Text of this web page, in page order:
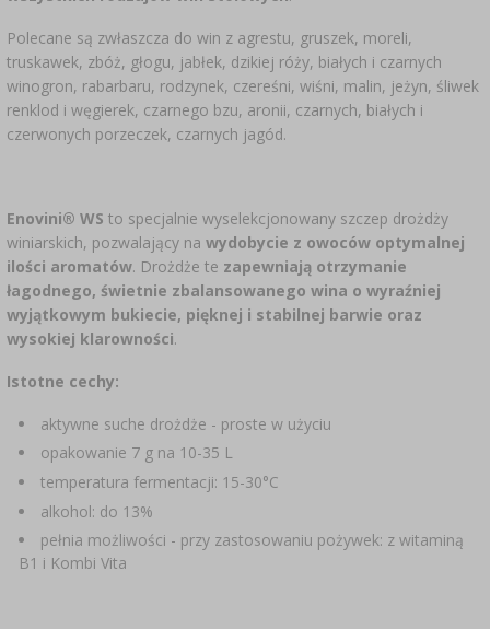
PEKLE, MARYNATY I ZIOŁA ›
KULTURY BAKTERII
AROMATY DYMU WĘDZARNICZEGO
BUTELKI ›
REGAŁY
AROMATYZACJA ›
LITERATURA
ETYKIETY
BADANIA ALKOHOLU
GADŻETY DOMOWE
MOTORYZACJA
Polecane są zwłaszcza do win z agrestu, gruszek, moreli,
truskawek, zbóż, głogu, jabłek, dzikiej róży, białych i czarnych
winogron, rabarbaru, rodzynek, czereśni, wiśni, malin, jeżyn, śliwek
renklod i węgierek, czarnego bzu, aronii, czarnych, białych i
czerwonych porzeczek, czarnych jagód.
Enovini® WS to specjalnie wyselekcjonowany szczep drożdży
winiarskich, pozwalający na wydobycie z owoców optymalnej
ilości aromatów. Drożdże te zapewniają otrzymanie
łagodnego, świetnie zbalansowanego wina o wyraźniej
wyjątkowym bukiecie, pięknej i stabilnej barwie oraz
wysokiej klarowności.
Istotne cechy:
aktywne suche drożdże - proste w użyciu
opakowanie 7 g na 10-35 L
temperatura fermentacji: 15-30°C
alkohol: do 13%
pełnia możliwości - przy zastosowaniu pożywek: z witaminą
B1 i Kombi Vita